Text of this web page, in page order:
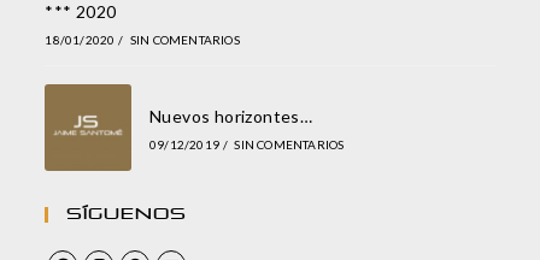
*** 2020
18/01/2020 / SIN COMENTARIOS
Nuevos horizontes…
09/12/2019 / SIN COMENTARIOS
Síguenos